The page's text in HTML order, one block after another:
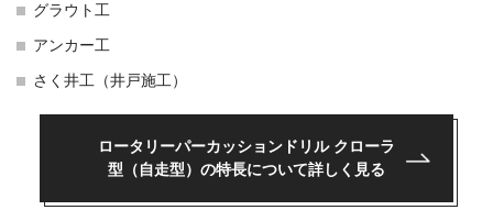
グラウト工
アンカー工
さく井工（井戸施工）
ロータリーパーカッションドリル クローラ
型 （自走型）の特長について詳しく見る